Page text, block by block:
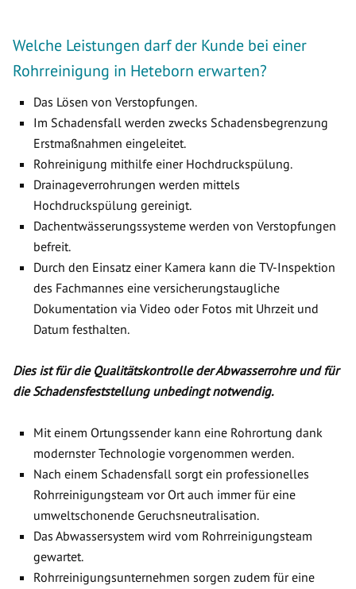
Welche Leistungen darf der Kunde bei einer
Rohrreinigung in Heteborn erwarten?
Das Lösen von Verstopfungen.
Im Schadensfall werden zwecks Schadensbegrenzung
Erstmaßnahmen eingeleitet.
Rohreinigung mithilfe einer Hochdruckspülung.
Drainageverrohrungen werden mittels
Hochdruckspülung gereinigt.
Dachentwässerungssysteme werden von Verstopfungen
befreit.
Durch den Einsatz einer Kamera kann die TV-Inspektion
des Fachmannes eine versicherungstaugliche
Dokumentation via Video oder Fotos mit Uhrzeit und
Datum festhalten.
Dies ist für die Qualitätskontrolle der Abwasserrohre und für
die Schadensfeststellung unbedingt notwendig.
Mit einem Ortungssender kann eine Rohrortung dank
modernster Technologie vorgenommen werden.
Nach einem Schadensfall sorgt ein professionelles
Rohrreinigungsteam vor Ort auch immer für eine
umweltschonende Geruchsneutralisation.
Das Abwassersystem wird vom Rohrreinigungsteam
gewartet.
Rohrreinigungsunternehmen sorgen zudem für eine